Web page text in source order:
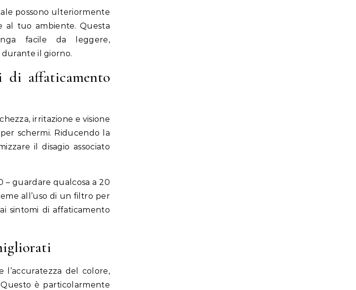
possono ulteriormente
al tuo ambiente. Questa
facile da leggere,
il giorno.
di affaticamento
irritazione e visione
schermi. Riducendo la
il disagio associato
– guardare qualcosa a 20
all’uso di un filtro per
sintomi di affaticamento
l’accuratezza del colore,
è particolarmente